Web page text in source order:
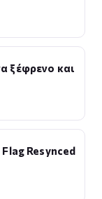
ξέφρενο και
Resynced